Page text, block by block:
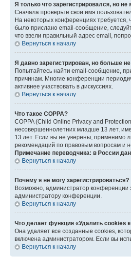
Я только что зарегистрировался, но не
Сначала проверьте свои имя
На некоторых конференциях
было прислано email-сообщение,
что ввели правильный адрес email,
Вернуться к началу
Я давно зарегистрирован, но больше
Попытайтесь найти email-сообщение,
причинам. Многие конференции
активнее участвовать в дискуссиях.
Вернуться к началу
Что такое COPPA?
COPPA (Child Online Privacy and
несовершеннолетних младше 13 лет,
13 лет. Если вы не уверены, применимо
рекомендаций по правовым вопросам и
Примечание переводчика: в России
Вернуться к началу
Почему я не могу зарегистрироваться?
Возможно, администратор конференции
администратору конференции.
Вернуться к началу
Что делает функция «Удалить cookies
Она удаляет все созданные cookies,
включена администратором. Если вы
Вернуться к началу